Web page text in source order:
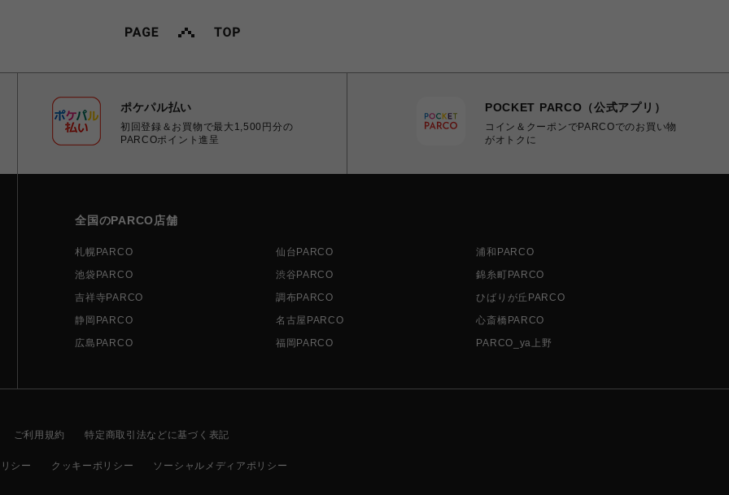
ポケパル払い
初回登録＆お買物で最大1,500円分の
PARCOポイント進呈
POCKET PARCO（公式アプリ）
コイン＆クーポンでPARCOでのお買い物
がオトクに
全国のPARCO店舗
札幌PARCO 仙台PARCO
浦和PARCO
池袋PARCO
渋谷PARCO
錦糸町PARCO
吉祥寺PARCO
調布PARCO
ひばりが丘PARCO
静岡PARCO
名古屋PARCO
心斎橋PARCO
広島PARCO
福岡PARCO PARCO_ya上野
ご利用規約 特定商取引法などに基づく表記
シー クッキーポリシー ソーシャルメディアポリシー